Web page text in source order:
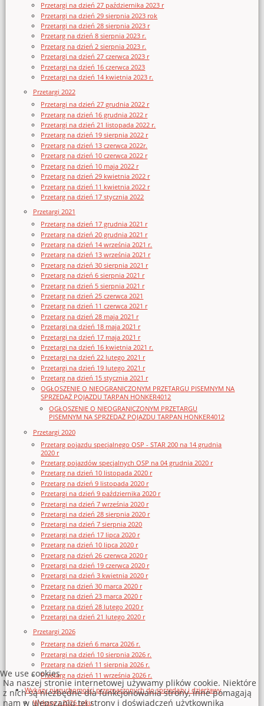
Przetargi na dzień 27 października 2023 r
Przetargi na dzień 29 sierpnia 2023 rok
Przetargi na dzień 28 sierpnia 2023 r
Przetarg na dzień 8 sierpnia 2023 r.
Przetarg na dzień 2 sierpnia 2023 r.
Przetargi na dzień 27 czerwca 2023 r
Przetargi na dzień 16 czerwca 2023
Przetargi na dzień 14 kwietnia 2023 r.
Przetargi 2022
Przetargi na dzień 27 grudnia 2022 r
Przetarg na dzień 16 grudnia 2022 r
Przetargi na dzień 21 listopada 2022 r.
Przetarg na dzień 19 sierpnia 2022 r
Przetarg na dzień 13 czerwca 2022r.
Przetarg na dzień 10 czerwca 2022 r
Przetarg na dzień 10 maja 2022 r
Przetarg na dzień 29 kwietnia 2022 r
Przetarg na dzień 11 kwietnia 2022 r
Przetarg na dzień 17 stycznia 2022
Przetargi 2021
Przetarg na dzień 17 grudnia 2021 r
Przetarg na dzień 20 grudnia 2021 r
Przetarg na dzień 14 września 2021 r.
Przetarg na dzień 13 września 2021 r
Przetarg na dzień 30 sierpnia 2021 r
Przetarg na dzień 6 sierpnia 2021 r
Przetarg na dzień 5 sierpnia 2021 r
Przetarg na dzień 25 czerwca 2021
Przetarg na dzień 11 czerwca 2021 r
Przetarg na dzień 28 maja 2021 r
Przetargi na dzień 18 maja 2021 r
Przetargi na dzień 17 maja 2021 r
Przetargi na dzień 16 kwietnia 2021 r.
Przetargi na dzień 22 lutego 2021 r
Przetargi na dzień 19 lutego 2021 r
Przetarg na dzień 15 stycznia 2021 r
OGŁOSZENIE O NIEOGRANICZONYM PRZETARGU PISEMNYM NA
SPRZEDAŻ POJAZDU TARPAN HONKER4012
OGŁOSZENIE O NIEOGRANICZONYM PRZETARGU
PISEMNYM NA SPRZEDAŻ POJAZDU TARPAN HONKER4012
Przetargi 2020
Przetarg pojazdu specjalnego OSP - STAR 200 na 14 grudnia
2020 r
Przetarg pojazdów specjalnych OSP na 04 grudnia 2020 r
Przetarg na dzień 10 listopada 2020 r
Przetarg na dzień 9 listopada 2020 r
Przetargi na dzień 9 października 2020 r
Przetargi na dzień 7 września 2020 r
Przetargi na dzień 28 sierpnia 2020 r
Przetargi na dzień 7 sierpnia 2020
Przetargi na dzień 17 lipca 2020 r
Przetarg na dzień 10 lipca 2020 r
Przetarg na dzień 26 czerwca 2020 r
Przetargi na dzień 19 czerwca 2020 r
Przetargi na dzień 3 kwietnia 2020 r
Przetarg na dzień 30 marca 2020 r
Przetarg na dzień 23 marca 2020 r
Przetarg na dzień 28 lutego 2020 r
Przetargi na dzień 21 lutego 2020 r
Przetargi 2026
Przetarg na dzień 6 marca 2026 r.
Przetargi na dzień 10 sierpnia 2026 r.
Przetarg na dzień 11 sierpnia 2026 r.
Przetarg na dzień 11 września 2026 r.
Wykazy nieruchomości przeznaczonych do sprzedaży i dzierżawy
Wykazy z 2026 roku
We use cookies
Na naszej stronie internetowej używamy plików cookie. Niektóre
z nich są niezbędne dla funkcjonowania strony, inne pomagają
nam w ulepszaniu tej strony i doświadczeń użytkownika